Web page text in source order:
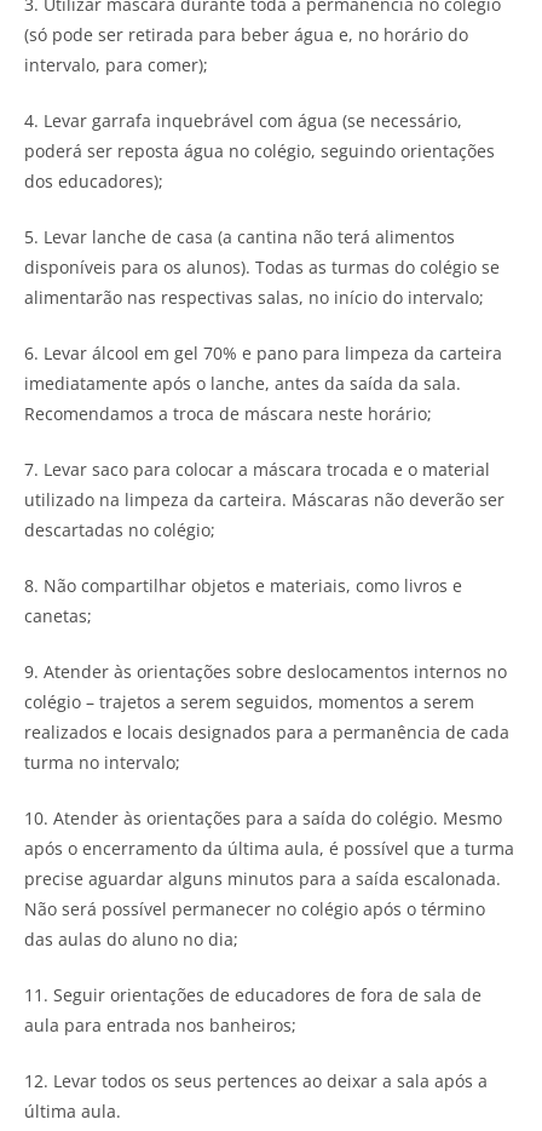
(só pode ser retirada para beber água e, no horário do
intervalo, para comer);
4. Levar garrafa inquebrável com água (se necessário,
poderá ser reposta água no colégio, seguindo orientações
dos educadores);
5. Levar lanche de casa (a cantina não terá alimentos
disponíveis para os alunos). Todas as turmas do colégio se
alimentarão nas respectivas salas, no início do intervalo;
6. Levar álcool em gel 70% e pano para limpeza da carteira
imediatamente após o lanche, antes da saída da sala.
Recomendamos a troca de máscara neste horário;
7. Levar saco para colocar a máscara trocada e o material
utilizado na limpeza da carteira. Máscaras não deverão ser
descartadas no colégio;
8. Não compartilhar objetos e materiais, como livros e
canetas;
9. Atender às orientações sobre deslocamentos internos no
colégio – trajetos a serem seguidos, momentos a serem
realizados e locais designados para a permanência de cada
turma no intervalo;
10. Atender às orientações para a saída do colégio. Mesmo
após o encerramento da última aula, é possível que a turma
precise aguardar alguns minutos para a saída escalonada.
Não será possível permanecer no colégio após o término
das aulas do aluno no dia;
11. Seguir orientações de educadores de fora de sala de
aula para entrada nos banheiros;
12. Levar todos os seus pertences ao deixar a sala após a
última aula.